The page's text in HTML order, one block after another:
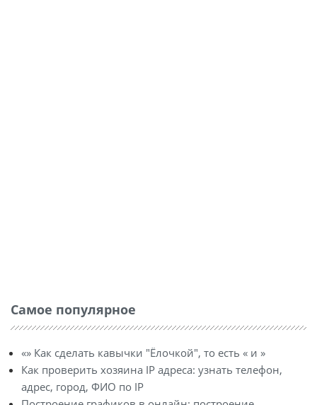
Самое популярное
«» Как сделать кавычки "Ёлочкой", то есть « и »
Как проверить хозяина IP адреса: узнать телефон,
адрес, город, ФИО по IP